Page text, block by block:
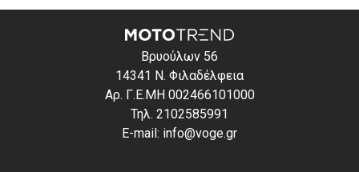
Βρυούλων 56
14341 Ν. Φιλαδέλφεια
Αρ. Γ.Ε.ΜΗ 002466101000
Τηλ. 2102585991
E-mail: info@voge.gr